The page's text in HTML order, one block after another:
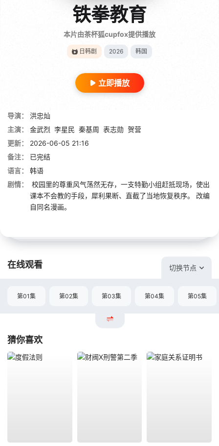
铁拳教育
本片由茶杯狐cupfox提供播放
日韩剧 2026 韩国
立即播放
导演：
洪忠灿
主演：
金武烈 李星民 秦基周 表志勋 贺营
更新：
2026-06-05 21:16
备注：
已完结
语言：
韩语
剧情：
校园里的尊重风气荡然无存，一支特勤小组赶抵现场，使出
课本不会教的手段，犀利果断、直截了当地恢复秩序。 改编
自同名漫画。
在线观看 切换节点
第01集 第02集 第03集 第04集 第05集
猜你喜欢